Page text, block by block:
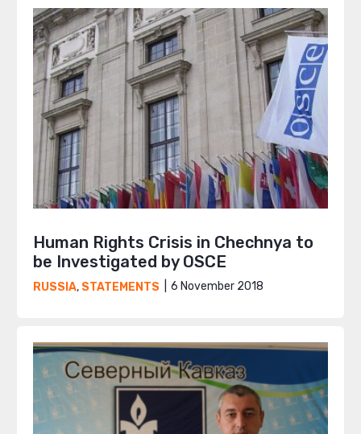
Human Rights Crisis in Chechnya to
be Investigated by OSCE
RUSSIA, STATEMENTS 6 November 2018